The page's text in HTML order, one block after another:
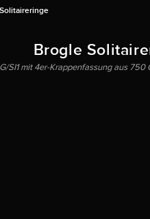
Solitaireringe
Brogle
SI1 mit 4er-Krappenfassung aus 750